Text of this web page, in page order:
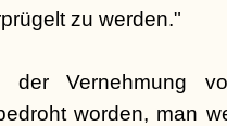
zu werden."
Vernehmung
worden, man